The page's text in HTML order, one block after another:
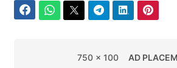
750 x 100 AD